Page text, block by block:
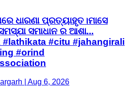
ଧାରଣା ପ୍ରତ୍ୟାହୃତ।ମାସେ
ସମାଧାନ ର ଆଶା...
#citu #jahangirali
#orind
| Aug 6, 2026